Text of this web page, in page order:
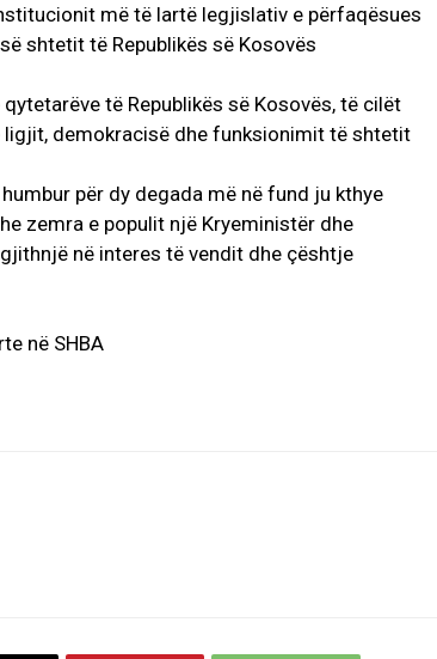
më të lartë legjislativ e përfaqësues
shtetit të Republikës së Kosovës
të Republikës së Kosovës, të cilët
demokracisë dhe funksionimit të shtetit
për dy degada më në fund ju kthye
zemra e populit një Kryeministër dhe
në interes të vendit dhe çështje
në SHBA